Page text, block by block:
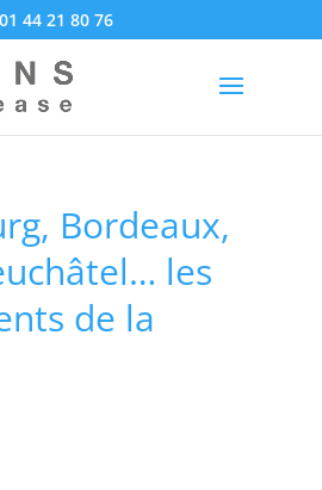
01 44 21 80 76
Bordeaux,
les
de la